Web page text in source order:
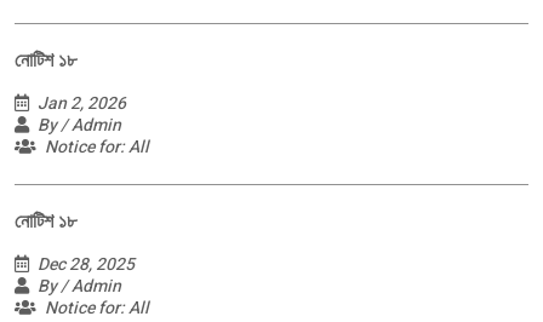
নোটিশ ১৮
Jan 2, 2026
By / Admin
Notice for: All
নোটিশ ১৮
Dec 28, 2025
By / Admin
Notice for: All